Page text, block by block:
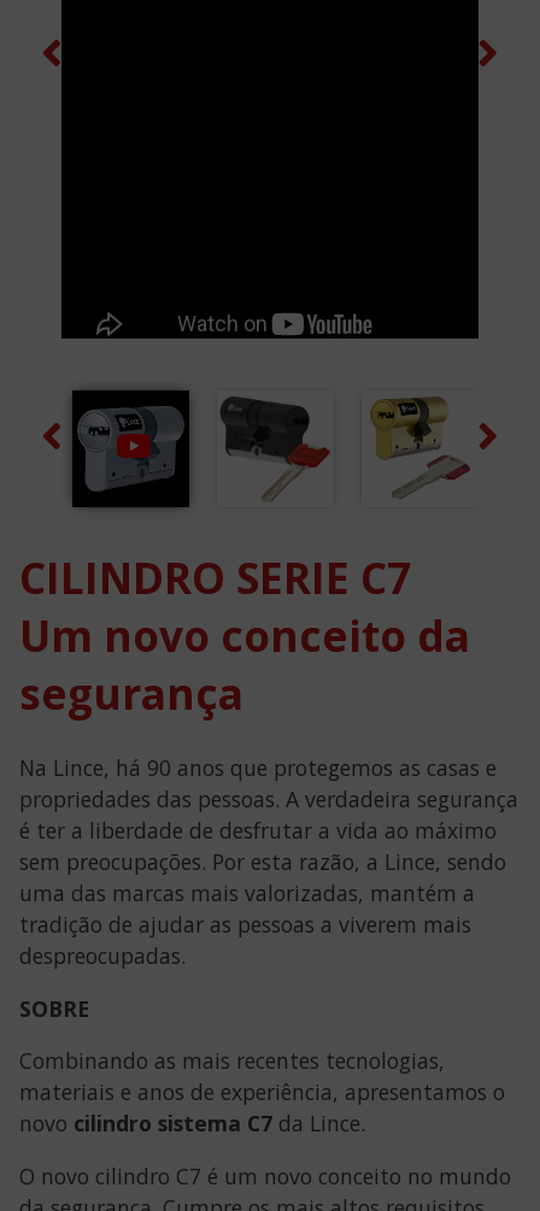
Previous
CILINDRO SERIE C7
Um novo conceito da
segurança
Na Lince, há 90 anos que protegemos as casas e
propriedades das pessoas. A verdadeira segurança
é ter a liberdade de desfrutar a vida ao máximo
sem preocupações. Por esta razão, a Lince, sendo
uma das marcas mais valorizadas, mantém a
tradição de ajudar as pessoas a viverem mais
despreocupadas.
SOBRE
Combinando as mais recentes tecnologias,
materiais e anos de experiência, apresentamos o
novo cilindro sistema C7 da Lince.
O novo cilindro C7 é um novo conceito no mundo